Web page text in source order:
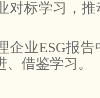
对标学习，
企业ESG报
借鉴学习。